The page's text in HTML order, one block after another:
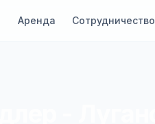
Аренда Сотрудничество